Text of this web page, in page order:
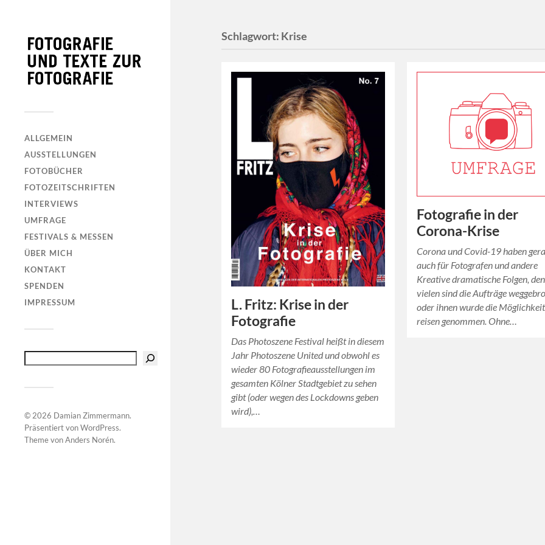
ALLGEMEIN
AUSSTELLUNGEN
FOTOBÜCHER
FOTOZEITSCHRIFTEN
INTERVIEWS
UMFRAGE
FESTIVALS & MESSEN
ÜBER MICH
KONTAKT
SPENDEN
IMPRESSUM
© 2026 Damian Zimmermann.
Präsentiert vonWordPress.
Theme vonAnders Norén.
Schlagwort: Krise
L. Fritz: Krise in der
Fotografie
Das Photoszene Festival heißt in diesem
Jahr Photoszene United und obwohl es
wieder 80 Fotografieausstellungen im
gesamten Kölner Stadtgebiet zu sehen
gibt (oder wegen des Lockdowns geben
wird),…
Fotografie in der
Corona-Krise
Corona und Covid-19 haben
auch für Fotografen und andere
Kreative dramatische Folgen,
vielen sind die Aufträge
oder ihnen wurde die
reisen genommen. Ohne…